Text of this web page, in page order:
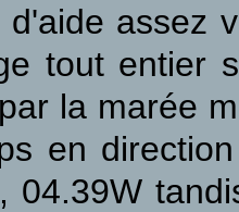
d'aide assez
tout entier
la marée
en
04.39W